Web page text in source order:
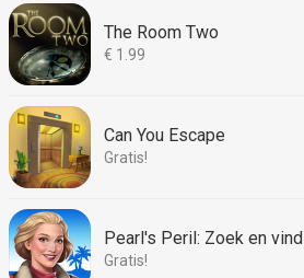
The Room Two
€ 1.99
Can You Escape
Gratis!
Pearl's Peril: Zoek en vind
Gratis!